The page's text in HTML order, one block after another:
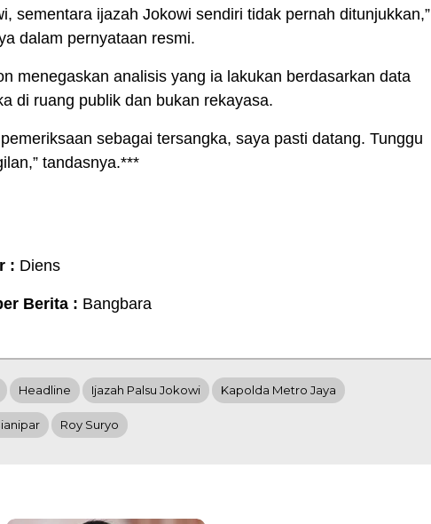
sementara ijazah Jokowi sendiri tidak pernah ditunjukkan,”
dalam pernyataan resmi.
menegaskan analisis yang ia lakukan berdasarkan data
di ruang publik dan bukan rekayasa.
pemeriksaan sebagai tersangka, saya pasti datang. Tunggu
tandasnya.***
: Diens
Berita : Bangbara
Headline Ijazah Palsu Jokowi Kapolda Metro Jaya
Roy Suryo